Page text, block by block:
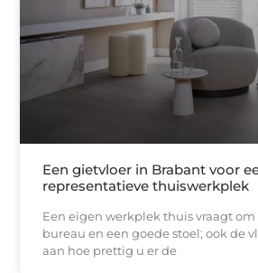
Een gietvloer in Brabant voor
representatieve thuiswerkplek
Een eigen werkplek thuis vraagt
bureau en een goede stoel; ook de
aan hoe prettig u er de